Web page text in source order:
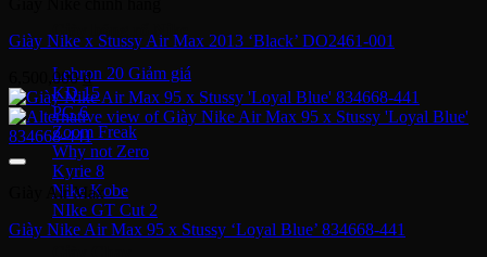
Giày bóng rổ Nike
Lebron 20
KD 15
PG 6
Zoom Freak
Why not Zero
Kyrie 8
Nike Kobe
NIke GT Cut 2
Giày Nike x Stussy Air Max 2013 ‘Black’ DO2461-001
6,500,000₫
Giày Air Max
Giày Nike Air Max 95 x Stussy ‘Loyal Blue’ 834668-441